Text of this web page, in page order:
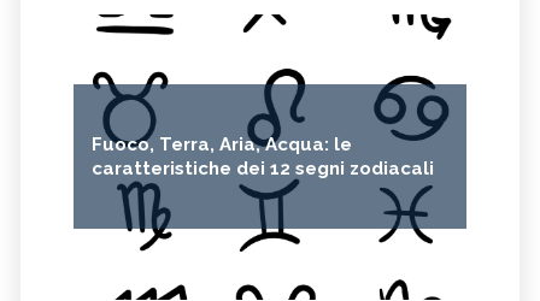
Fuoco, Terra, Aria, Acqua: le
caratteristiche dei 12 segni zodiacali